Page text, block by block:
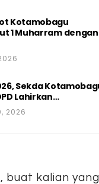
Kotamobagu
1 Muharram dengan
Sekda
Lahirkan…
2026
buat kalian